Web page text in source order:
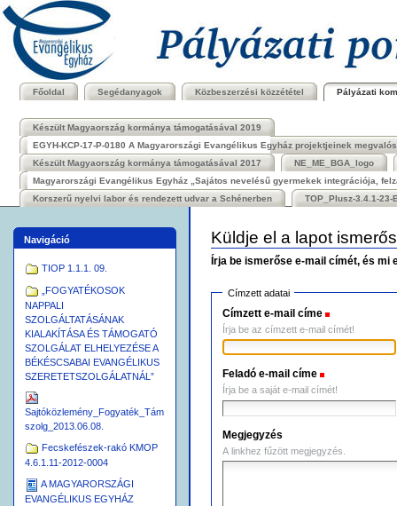
Tovább
tartalomhoz
Ugrás
navigációhoz
Bekezdések
Főoldal Segédanyagok Közbeszerzési közzététel Pályázati
Készült Magyaország kormánya támogatásával 2019
EGYH-KCP-17-P-0180 A Magyarországi Evangélikus Egyház projektjeinek
Készült Magyaország kormánya támogatásával 2017
NE_ME_BGA_logo
Magyarországi Evangélikus Egyház „Sajátos nevelésű gyermekek integrációja,
Korszerű nyelvi labor és rendezett udvar a Schénerben
TOP_Plusz-3.4.1-
Navigáció
TIOP 1.1.1. 09.
„FOGYATÉKOSOK
NAPPALI
SZOLGÁLTATÁSÁNAK
KIALAKÍTÁSA ÉS TÁMOGATÓ
SZOLGÁLAT ELHELYEZÉSE A
BÉKÉSCSABAI EVANGÉLIKUS
SZERETETSZOLGÁLATNÁL”
Sajtóközlemény_Fogyaték_Tám
szolg_2013.06.08.
Fecskefészek-rakó KMOP
4.6.1.11-2012-0004
A MAGYARORSZÁGI
EVANGÉLIKUS EGYHÁZ
Küldje el a lapot
Írja be ismerőse e-mail címét, és mi
Címzett adatai
Címzett e-mail címe
Írja be az címzett e-mail címét!
Feladó e-mail címe
Írja be a saját e-mail címét!
Megjegyzés
A linkhez fűzött megjegyzés.